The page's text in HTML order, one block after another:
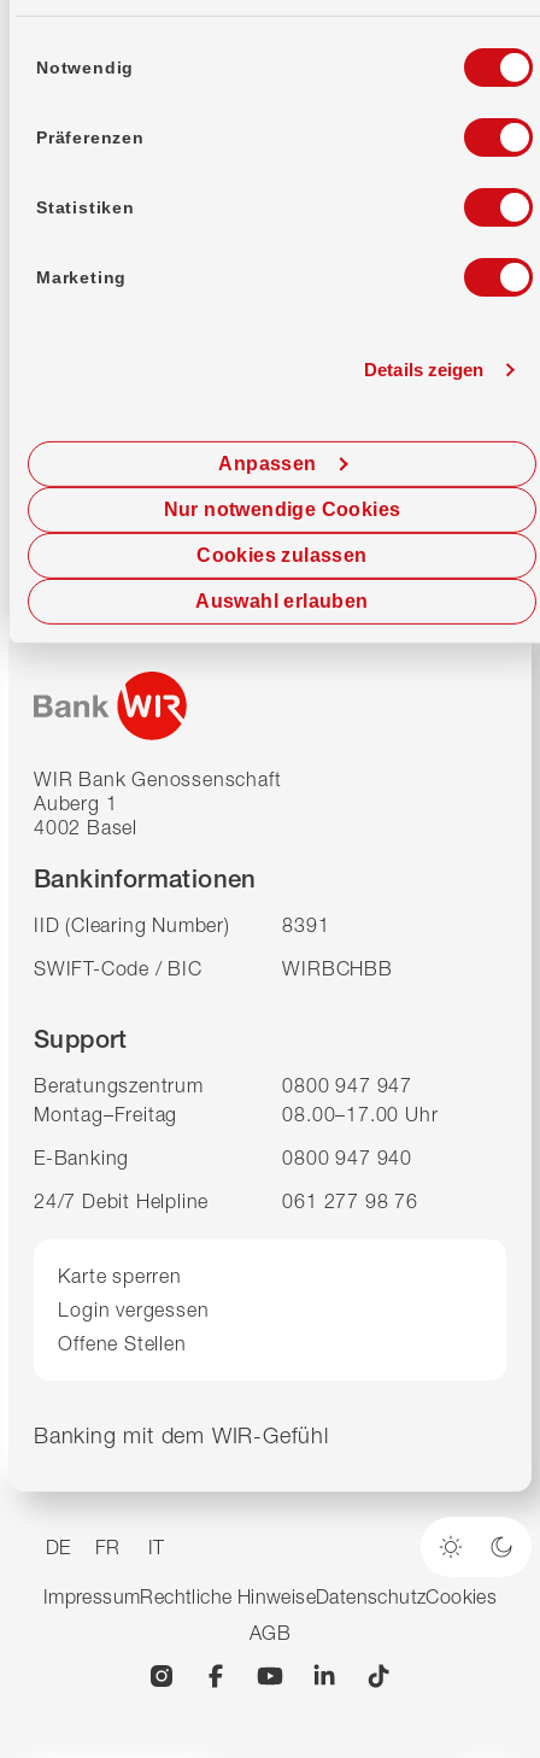
Notwendig
Präferenzen
Statistiken
Marketing
Details zeigen
Cookies zulassen
Anpassen
Auswahl erlauben
Nur notwendige Cookies
Kontaktformular
Jetzt chatten
WIR Bank Genossenschaft
Auberg 1
4002 Basel
Bankinformationen
IID (Clearing Number)
8391
SWIFT-Code / BIC
WIRBCHBB
Support
Beratungszentrum
0800 947 947
Montag–Freitag
08.00–17.00 Uhr
E-Banking
0800 947 940
24/7 Debit Helpline
061 277 98 76
Karte sperren
Login vergessen
Offene Stellen
Banking mit dem WIR-Gefühl
DE FR IT
Heller
ImpressumRechtliche HinweiseDatenschutzCookies
AGB
InstagramFacebookYouTubeLinkedin